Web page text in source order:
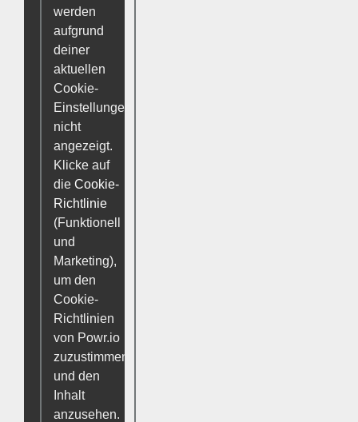
werden
aufgrund
deiner
aktuellen
Cookie-
Einstellungen
nicht
angezeigt.
Klicke auf
die Cookie-
Richtlinie
(Funktionell
und
Marketing),
um den
Cookie-
Richtlinien
von Powr.io
zuzustimmen
und den
Inhalt
anzusehen.